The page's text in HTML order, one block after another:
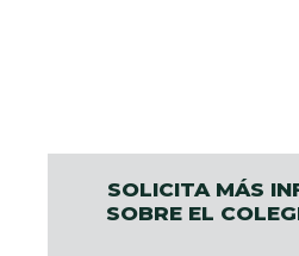
SOLICITA MÁS
SOBRE EL